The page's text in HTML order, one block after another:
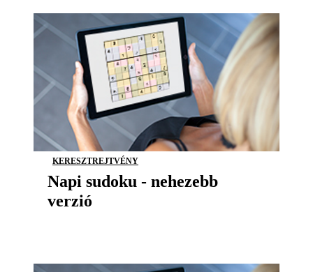
KERESZTREJTVÉNY
Napi sudoku - nehezebb
verzió